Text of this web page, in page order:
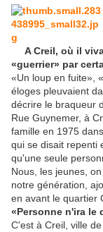
A Creil, où il
«guerrier» par
«Un loup en fuite»,
éloges pleuvaient
décrire le braqueur
Rue Guynemer, à
famille en 1975
qui se disait repenti
qu'une seule
Nous, les jeunes,
notre génération,
en avant le quartier
«Personne n'ira le
C'est à Creil, ville